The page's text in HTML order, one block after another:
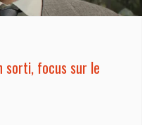
sorti, focus sur le